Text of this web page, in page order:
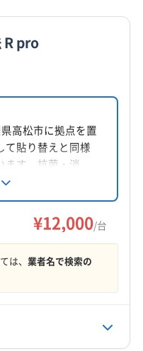
丸亀市
町
綾歌郡宇多津町
仲多度郡多度津町
R pro
高松市に拠点を置
て貼り替えと同様
ます。抗菌・消
。賃貸物件清掃
をモットーとして
で、顧客とのコミ
地域密着型の業者
¥12,000/台
は、 業者名で検索の